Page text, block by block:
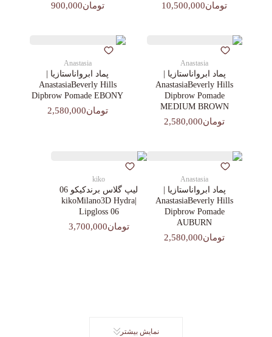
تومان10,500,000 تومان900,000
Anastasia
پماد ابرواناستازیا |
AnastasiaBeverly Hills
Dipbrow Pomade
MEDIUM BROWN
تومان2,580,000
Anastasia
پماد ابرواناستازیا |
AnastasiaBeverly Hills
Dipbrow Pomade EBONY
تومان2,580,000
Anastasia
پماد ابرواناستازیا |
AnastasiaBeverly Hills
Dipbrow Pomade
AUBURN
تومان2,580,000
kiko
لیپ گلاس‌ برندکیکو 06
|kikoMilano3D Hydra
Lipgloss 06
تومان3,700,000
نمایش بیشتر